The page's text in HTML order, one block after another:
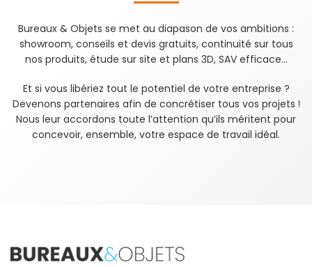
Bureaux & Objets se met au diapason de vos ambitions :
showroom, conseils et devis gratuits, continuité sur tous
nos produits, étude sur site et plans 3D, SAV efficace…
Et si vous libériez tout le potentiel de votre entreprise ?
Devenons partenaires afin de concrétiser tous vos projets !
Nous leur accordons toute l’attention qu’ils méritent pour
concevoir, ensemble, votre espace de travail idéal.